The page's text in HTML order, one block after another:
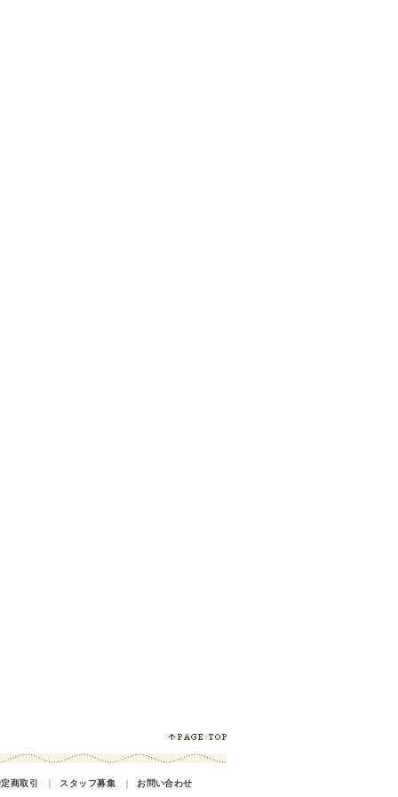
商取引 ｜ スタッフ募集 ｜ お問い合わせ